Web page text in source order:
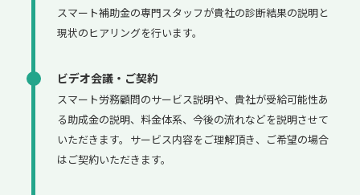
スマート補助金の専門スタッフが貴社の診断結果の説明と
現状のヒアリングを行います。
ビデオ会議・ご契約
スマート労務顧問のサービス説明や、貴社が受給可能性あ
る助成金の説明、料金体系、今後の流れなどを説明させて
いただきます。サービス内容をご理解頂き、ご希望の場合
はご契約いただきます。